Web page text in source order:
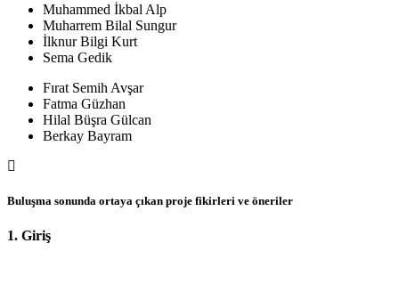
Muhammed İkbal Alp
Muharrem Bilal Sungur
İlknur Bilgi Kurt
Sema Gedik
Fırat Semih Avşar
Fatma Güzhan
Hilal Büşra Gülcan
Berkay Bayram
Buluşma sonunda ortaya çıkan proje fikirleri ve öneriler
1. Giriş